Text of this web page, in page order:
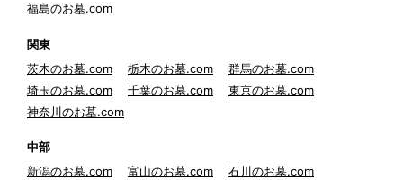
福島のお墓.com
関東
茨木のお墓.com
栃木のお墓.com
群馬のお墓.com
埼玉のお墓.com
千葉のお墓.com
東京のお墓.com
神奈川のお墓.com
中部
新潟のお墓.com
富山のお墓.com
石川のお墓.com